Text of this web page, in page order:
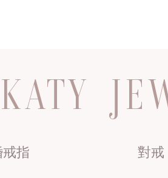
指 對戒
KATY